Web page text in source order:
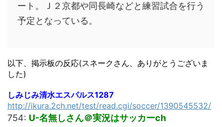
ート。Ｊ２京都や同長崎などと練習試合を行う
予定となっている。
以下、掲示板の反応(スネークさん、ありがとうございま
した)
しみじみ清水エスパルス1287
http://ikura.2ch.net/test/read.cgi/soccer/1390545532/
754: U-名無しさん＠実況はサッカーch